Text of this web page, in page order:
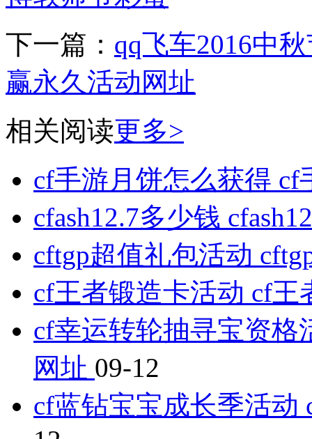
下一篇： qq飞车2016中
赢永久活动网址
相关阅读更多>
cf手游月饼怎么获得
cfash12.7多少钱
cftgp超值礼包活动
cf王者锻造卡活动 cf
cf幸运转轮抽寻宝资格
网址 09-12
cf蓝钻宝宝成长季活